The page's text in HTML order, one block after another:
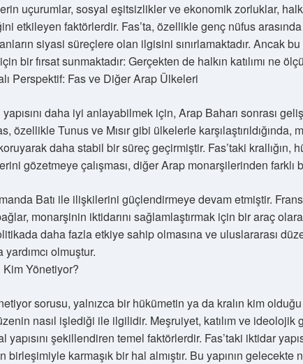
uçurumlar, sosyal eşitsizlikler ve ekonomik zorluklar,
etkileyen faktörlerdir. Fas’ta, özellikle genç nüfus
siyasi süreçlere olan ilgisini sınırlamaktadır. Ancak
bir fırsat sunmaktadır: Gerçekten de halkın katılımı ne
Perspektif: Fas ve Diğer Arap Ülkeleri
yapısını daha iyi anlayabilmek için, Arap Baharı sonrası
özellikle Tunus ve Mısır gibi ülkelerle karşılaştırıldığında,
koruyarak daha stabil bir süreç geçirmiştir. Fas’taki krallığın,
gözetmeye çalışması, diğer Arap monarşilerinden farklı
Batı ile ilişkilerini güçlendirmeye devam etmiştir.
monarşinin iktidarını sağlamlaştırmak için bir araç
daha fazla etkiye sahip olmasına ve uluslararası
yardımcı olmuştur.
Kim Yönetiyor?
sorusu, yalnızca bir hükümetin ya da kralın kim
nasıl işlediği ile ilgilidir. Meşruiyet, katılım ve ideolojik
yapısını şekillendiren temel faktörlerdir. Fas’taki iktidar
birleşimiyle karmaşık bir hal almıştır. Bu yapının gelecekte